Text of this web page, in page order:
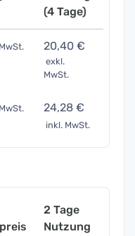
(4 Tage)
20,40 €
exkl.
MwSt.
24,28 €
inkl. MwSt.
2 Tage
Nutzung